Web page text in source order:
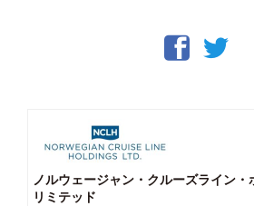
ノルウェージャン・クルーズライン・
リミテッド